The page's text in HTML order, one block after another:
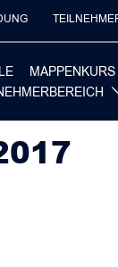
MAPPENKURS